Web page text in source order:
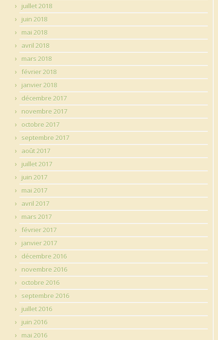
juillet 2018
juin 2018
mai 2018
avril 2018
mars 2018
février 2018
janvier 2018
décembre 2017
novembre 2017
octobre 2017
septembre 2017
août 2017
juillet 2017
juin 2017
mai 2017
avril 2017
mars 2017
février 2017
janvier 2017
décembre 2016
novembre 2016
octobre 2016
septembre 2016
juillet 2016
juin 2016
mai 2016